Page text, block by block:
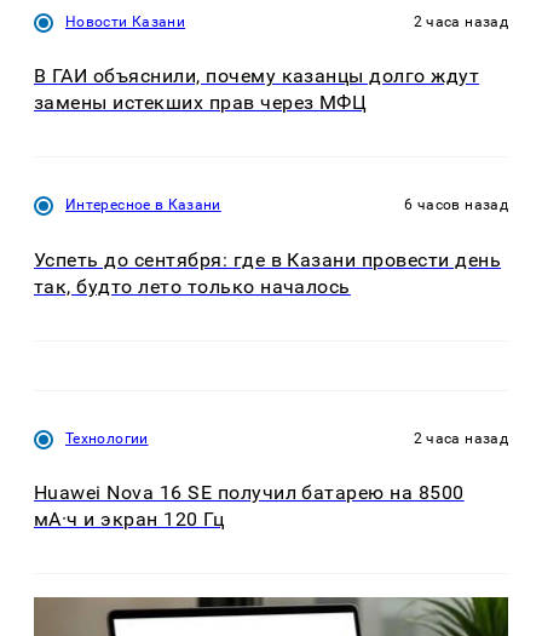
Новости Казани 2 часа назад
В ГАИ объяснили, почему казанцы долго ждут
замены истекших прав через МФЦ
Интересное в Казани 6 часов назад
Успеть до сентября: где в Казани провести день
так, будто лето только началось
Технологии 2 часа назад
Huawei Nova 16 SE получил батарею на 8500
мА·ч и экран 120 Гц